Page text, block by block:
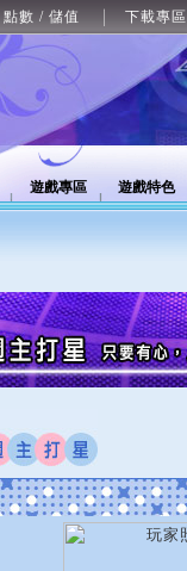
點數 / 儲值 下載專區
遊戲專區 遊戲特色